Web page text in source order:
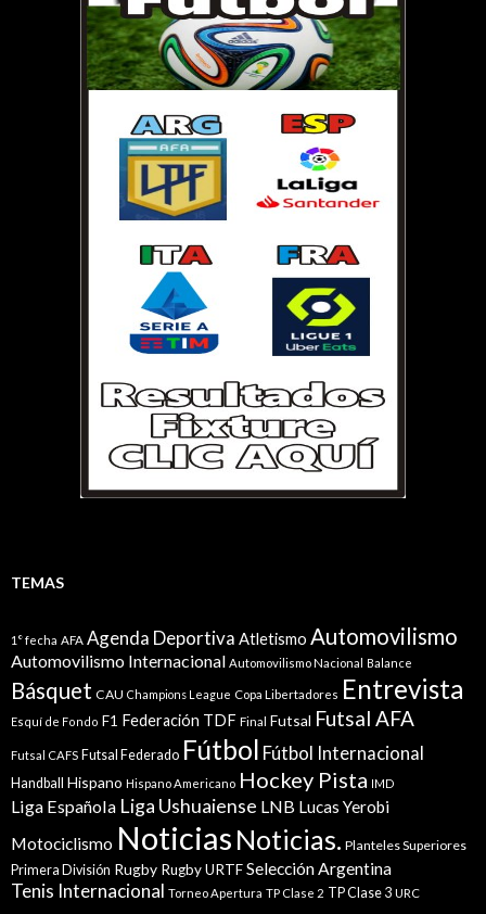
TEMAS
1° fecha AFA Agenda Deportiva Atletismo Automovilismo
Automovilismo Internacional Automovilismo Nacional Balance
Básquet CAU Champions League Copa Libertadores Entrevista
Esquí de Fondo F1 Federación TDF Final Futsal Futsal AFA
Futsal CAFS Futsal Federado Fútbol Fútbol Internacional
Handball Hispano Hispano Americano Hockey Pista IMD
Liga Española Liga Ushuaiense LNB Lucas Yerobi
Motociclismo Noticias Noticias. Planteles Superiores
Primera División Rugby Rugby URTFSelección Argentina
Tenis Internacional Torneo Apertura TP Clase 2 TP Clase 3 URC